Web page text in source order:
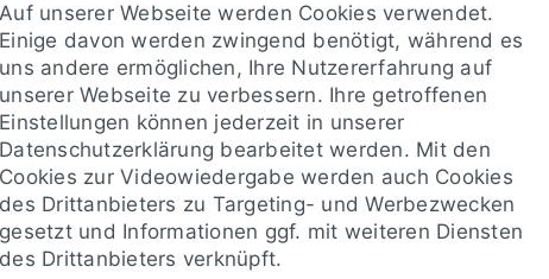
FORSCHUNG EINRICHTUNGEN
Auf unserer Webseite werden Cookies verwendet.
Einige davon werden zwingend benötigt, während es
uns andere ermöglichen, Ihre Nutzererfahrung auf
unserer Webseite zu verbessern. Ihre getroffenen
Einstellungen können jederzeit in unserer
Datenschutzerklärung bearbeitet werden. Mit den
Cookies zur Videowiedergabe werden auch Cookies
des Drittanbieters zu Targeting- und Werbezwecken
gesetzt und Informationen ggf. mit weiteren Diensten
des Drittanbieters verknüpft.